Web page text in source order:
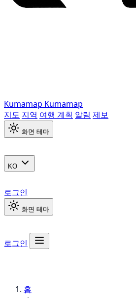
Kumamap Kumamap
지도 지역 여행 계획 알림 제보
화면 테마
KO
로그인
화면 테마
로그인
홈